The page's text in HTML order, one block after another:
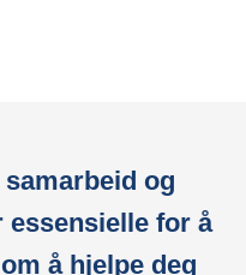
og
essensielle for å
å hjelpe deg